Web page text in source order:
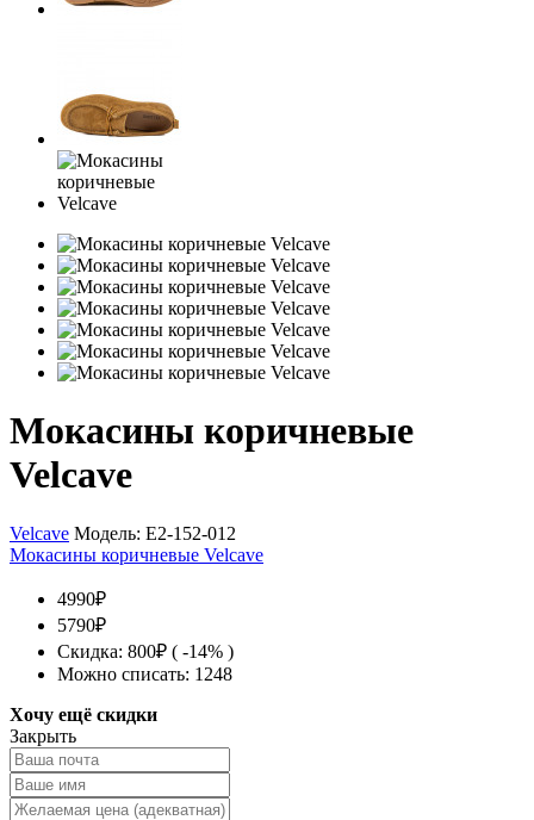
Мокасины коричневые
Velcave
Velcave Модель: E2-152-012
Мокасины коричневые Velcave
4990₽
5790₽
Скидка: 800₽ ( -14% )
Можно списать: 1248
Хочу ещё скидки
Закрыть